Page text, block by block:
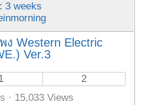
3 weeks
ง Western Electric
Ver.3
2
· 15,033 Views